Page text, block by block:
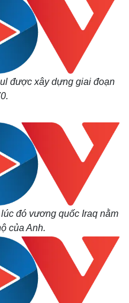
được xây dựng giai đoạn
đó vương quốc Iraq nằm
của Anh.